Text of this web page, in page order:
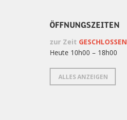
ÖFFNUNGSZEITEN
zur Zeit GESCHLOSSEN
Heute 10h00 – 18h00
ALLES ANZEIGEN